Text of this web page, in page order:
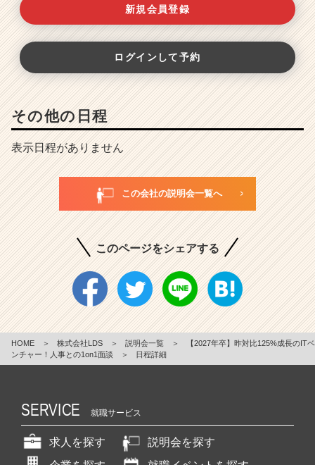
新規会員登録
ログインして予約
その他の日程
表示日程がありません
この会社の説明会一覧へ
このページをシェアする
HOME ＞ 株式会社LDS ＞ 説明会一覧 ＞
【2027年卒】昨対比125%成長のITベ
ンチャー！人事との1on1面談
＞ 日程詳細
SERVICE 就職サービス
求人を探す
説明会を探す